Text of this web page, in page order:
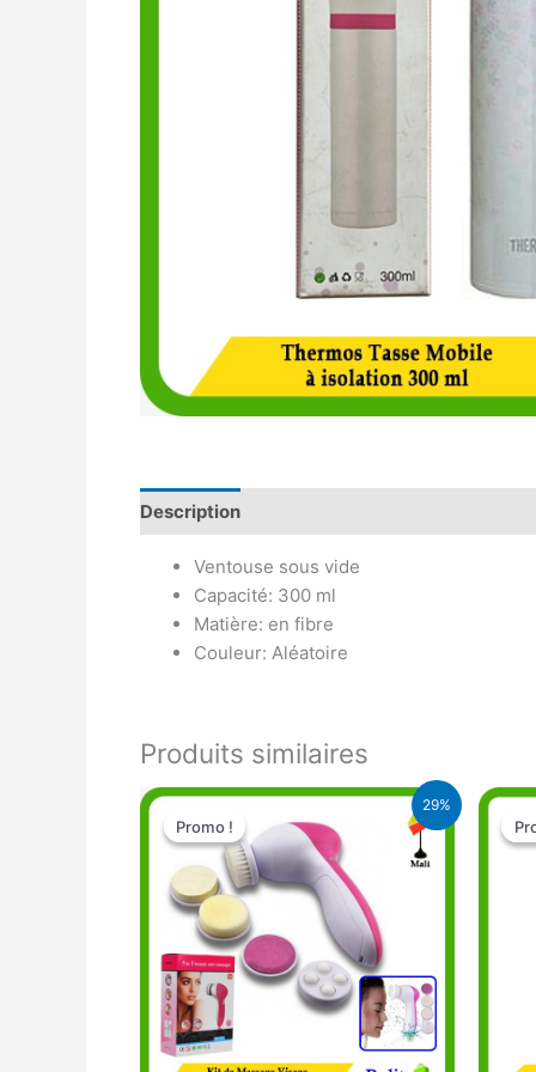
Description
Ventouse sous vide
Capacité: 300 ml
Matière: en fibre
Couleur: Aléatoire
Produits similaires
29%
Promo !
Promo !
Le
initial
était :
5.500 CFA.
Le
actuel
est :
3.900 CFA.